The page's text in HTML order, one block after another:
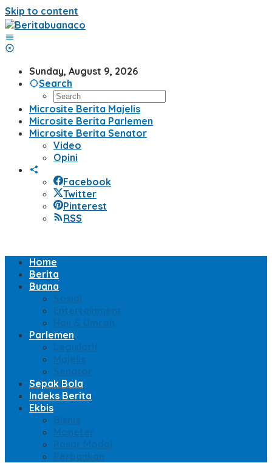
Skip to content
Sunday, August 9, 2026
Search
Microsite Berita Majelis
Microsite Berita Parlemen
Microsite Berita Senator
Video
Opini
Facebook
Twitter
Pinterest
RSS
Home
Berita
Buana
Sosial
Entertainment
Haji & Umroh
Parlemen
Legislatif
Majelis
Senator
Sepak Bola
Indeks Berita
Ekbis
Bisnis
Moneter
Pasar Modal
Perbankan